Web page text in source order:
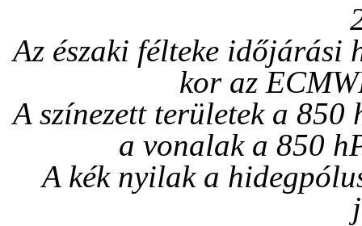
Az északi félteke időjárási
kor az
A színezett területek a 850
a vonalak a 850
A kék nyilak a